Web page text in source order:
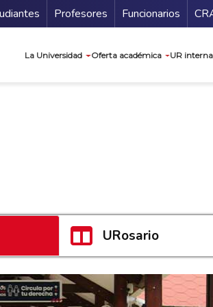
Profesores Funcionarios
La Universidad Oferta académica UR
URosario